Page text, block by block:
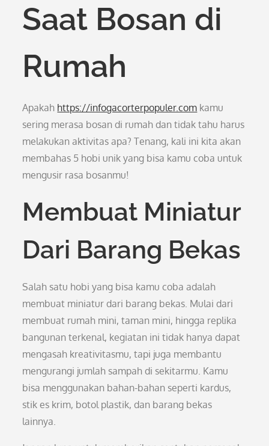
Saat Bosan di
Rumah
Apakah https://infogacorterpopuler.com kamu
sering merasa bosan di rumah dan tidak tahu harus
melakukan aktivitas apa? Tenang, kali ini kita akan
membahas 5 hobi unik yang bisa kamu coba untuk
mengusir rasa bosanmu!
Membuat Miniatur
Dari Barang Bekas
Salah satu hobi yang bisa kamu coba adalah
membuat miniatur dari barang bekas. Mulai dari
membuat rumah mini, taman mini, hingga replika
bangunan terkenal, kegiatan ini tidak hanya dapat
mengasah kreativitasmu, tapi juga membantu
mengurangi jumlah sampah di sekitarmu. Kamu
bisa menggunakan bahan-bahan seperti kardus,
stik es krim, botol plastik, dan barang bekas
lainnya.